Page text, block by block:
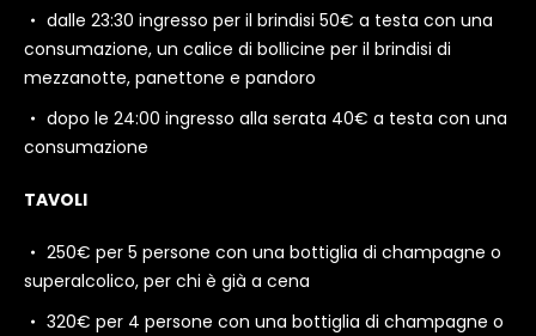
dalle 23:30 ingresso per il brindisi 50€ a testa con una
consumazione, un calice di bollicine per il brindisi di
mezzanotte, panettone e pandoro
dopo le 24:00 ingresso alla serata 40€ a testa con una
consumazione
TAVOLI
250€ per 5 persone con una bottiglia di champagne o
superalcolico, per chi è già a cena
320€ per 4 persone con una bottiglia di champagne o